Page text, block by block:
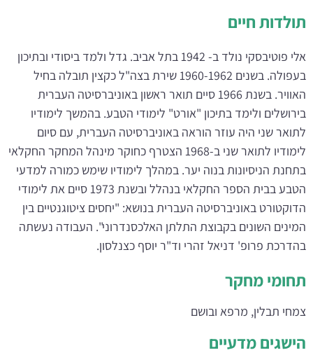
תולדות חיים
אלי פוטיבסקי נולד ב- 1942 בתל אביב. גדל ולמד ביסודי ובתיכון
בעפולה. בשנים 1960-1962 שירת בצה"ל כקצין תובלה בחיל
האוויר. בשנת 1966 סיים תואר ראשון באוניברסיטה העברית
בירושלים ולימד בתיכון "אורט" לימודי הטבע. בהמשך לימודיו
לתואר שני היה עוזר הוראה באוניברסיטה העברית, עם סיום
לימודיו לתואר שני ב-1968 הצטרף כחוקר מינהל המחקר החקלאי
בתחנת הניסיונות בנוה יער. במהלך לימודיו שימש כמורה למדעי
הטבע בבית הספר החקלאי בנהלל ובשנת 1973 סיים את לימודי
הדוקטורט באוניברסיטה העברית בנושא: "יחסים ציטוגנטיים בין
המינים השונים בקבוצת התלתן האלכסנדרוני". העבודה נעשתה
בהדרכת פרופ' דניאל זהרי וד"ר יוסף כצנלסון.
תחומי מחקר
צמחי תבלין, מרפא ובושם
הישגים מדעיים